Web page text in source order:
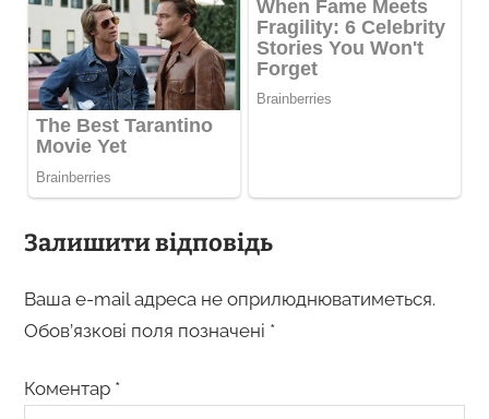
Залишити відповідь
Ваша e-mail адреса не оприлюднюватиметься.
Обов’язкові поля позначені *
Коментар *